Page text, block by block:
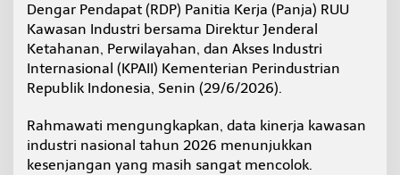
K
e
t
i
m
n
g
a
Dengar Pendapat (RDP) Panitia Kerja (Panja) RUU
Kawasan Industri bersama Direktur Jenderal
Ketahanan, Perwilayahan, dan Akses Industri
Internasional (KPAII) Kementerian Perindustrian
Republik Indonesia, Senin (29/6/2026).
Rahmawati mengungkapkan, data kinerja kawasan
industri nasional tahun 2026 menunjukkan
kesenjangan yang masih sangat mencolok.